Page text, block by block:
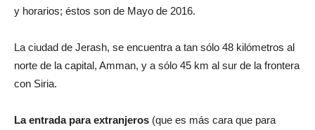
y horarios; éstos son de Mayo de 2016.
La ciudad de Jerash, se encuentra a tan sólo 48 kilómetros al
norte de la capital, Amman, y a sólo 45 km al sur de la frontera
con Siria.
La entrada para extranjeros (que es más cara que para